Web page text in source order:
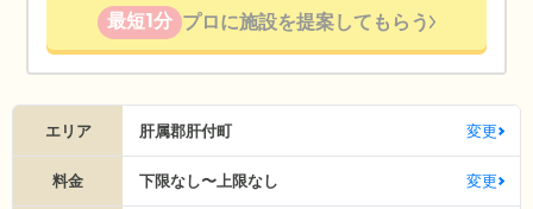
最短1分 プロに施設を提案してもらう
エリア 肝属郡肝付町 変更
料金 下限なし〜上限なし 変更